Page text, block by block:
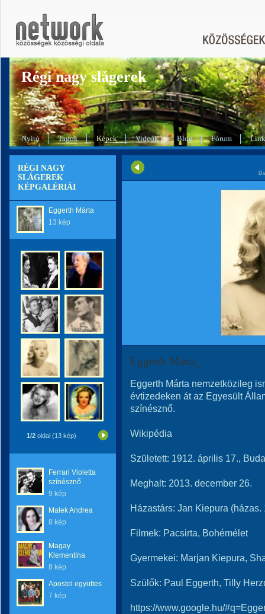
Régi nagy slágerek
Nyitó Tagok Képek Videók Blog Fórum
RÉGI NAGY
SLÁGEREK
KÉPGALÉRIÁI
Eggerth Márta
13 kép
1/2 oldal (13 kép)
Ferrari Violetta
színésznő
9 kép
Malek Andrea
8 kép
Magay
Klementína
8 kép
Apostol együttes
7 kép
Eggerth Márta_
Eggerth Márta nemzetközileg
évtizedeken át az Egyesült
színésznő.
Wikipédia
Született: 1912. április 17.,
Meghalt: 2013. december 26.
Házastárs: Jan Kiepura (házas.
Filmek: Pacsirta, Bohémélet
Gyermekei: Marjan Kiepura,
Szülők: Paul Eggerth, Tilly
https://www.google.hu/